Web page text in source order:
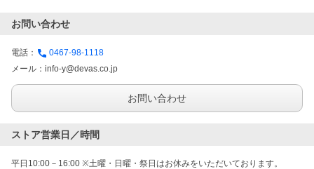
お問い合わせ
電話：
0467-98-1118
メール： info-y@devas.co.jp
お問い合わせ
ストア営業日／時間
平日10:00－16:00 ※土曜・日曜・祭日はお休みをいただいております。